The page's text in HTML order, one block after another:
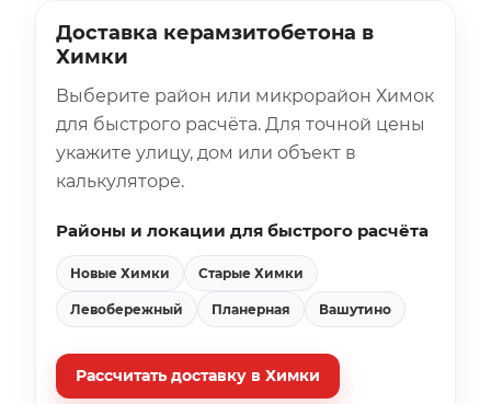
Доставка керамзитобетона в
Химки
Выберите район или микрорайон Химок
для быстрого расчёта. Для точной цены
укажите улицу, дом или объект в
калькуляторе.
Районы и локации для быстрого расчёта
Новые Химки Старые Химки
Левобережный Планерная Вашутино
Рассчитать доставку в Химки